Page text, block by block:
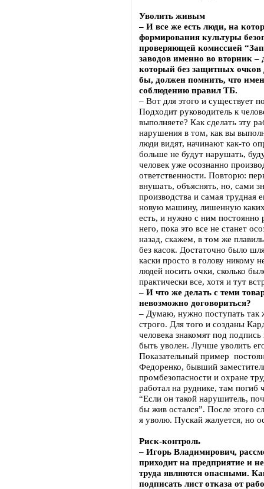
Уволить живым
– И все же есть люди, на
формирования культуры
проверяющей комиссией
заводов именно во вторник
который без защитных очков
бы, должен помнить, что
соблюдению правил ТБ.
– Вот для этого и существует
Подходит руководитель к
выполняете? Как сделать эту
нарушения в том, как вы
люди видят, начинают как-то
больше не будут нарушать,
человек уже осознанно
ответственности. Повторю:
внушать, объяснять, но, сами
производства и самая трудная
новую машину, лишенную
есть, и нужно с ним постоянно
него, пока это все не станет
назад, скажем, в том же
без касок. Достаточно было
каски просто в голову никому
людей носить очки, сколько
практически все, хотя и тут
– И что же делать с теми
невозможно договориться?
– Думаю, нужно поступать
строго. Для того и созданы
человека знакомят под
быть уволен. Лучше уволить
Показательный пример
Федоренко, бывший
промбезопасности и охране
работал на руднике, там погиб
“Если он такой нарушитель,
бы жив остался”. После этого
я уволю. Пускай жалуется, но
Риск-контроль
– Игорь Владимирович,
приходит на предприятие и
труда являются опасными.
подписать лист отказа от